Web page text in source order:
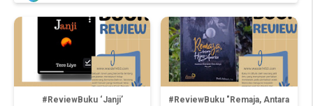
#ReviewBuku ‘Janji’
#ReviewBuku "Remaja, Antara